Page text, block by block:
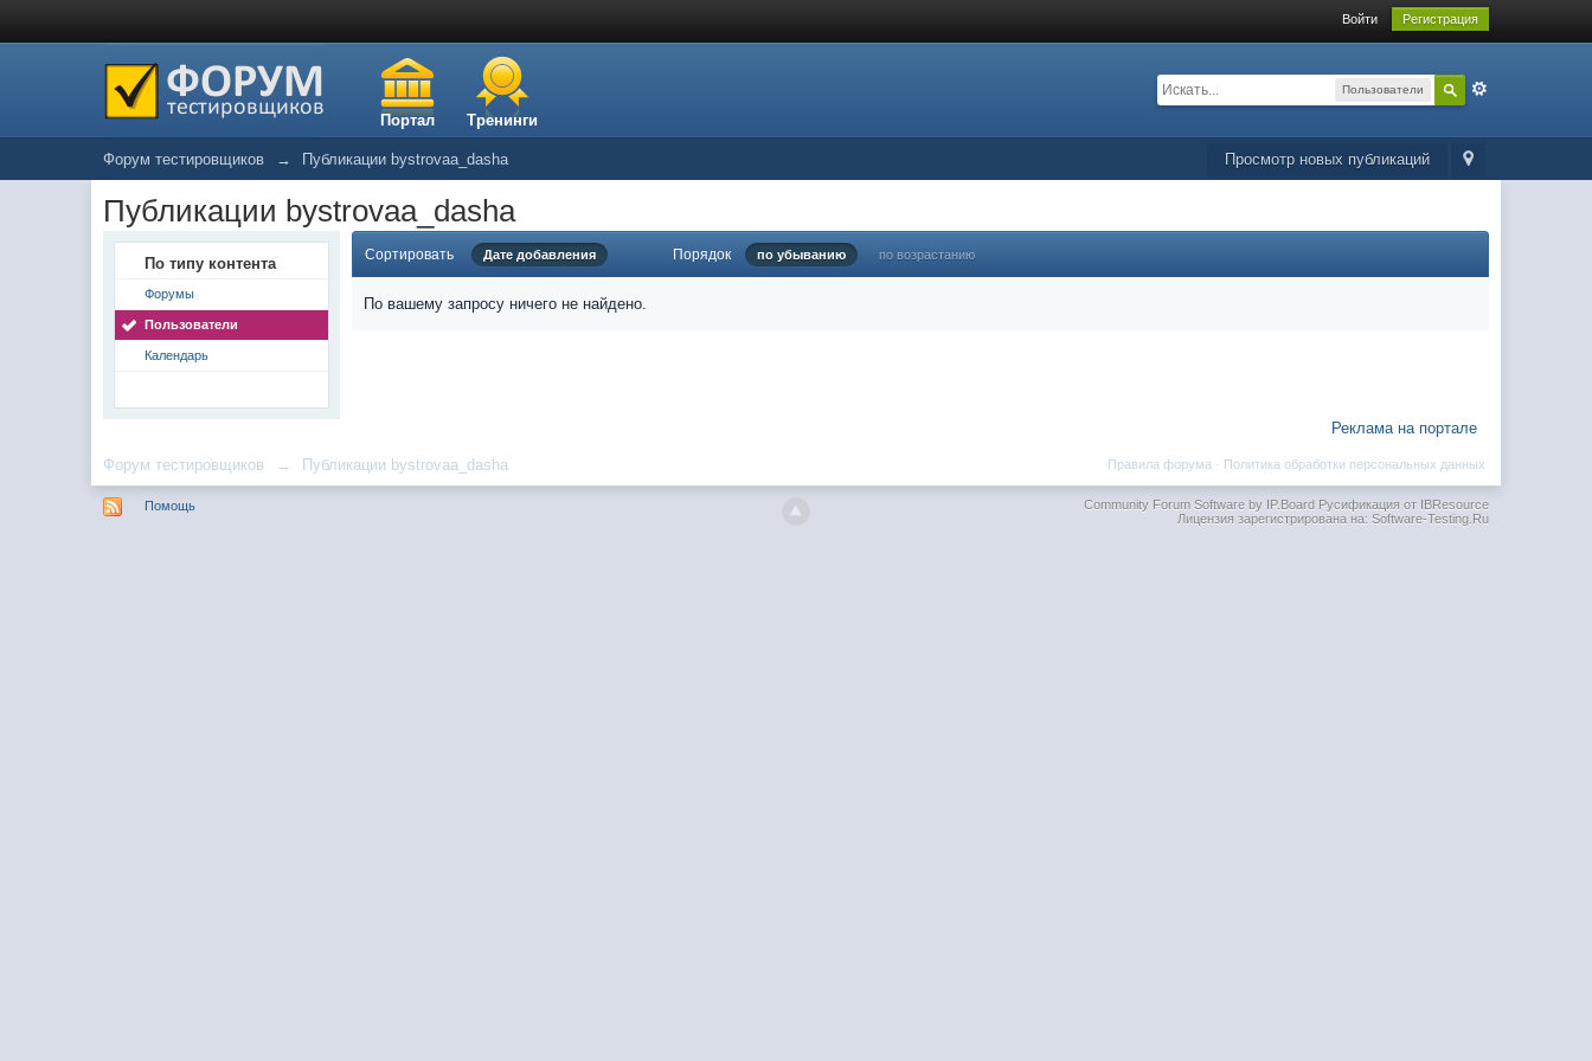
Войти Регистрация
Портал Тренинги
Пользователи
Просмотр новых публикаций
Форум тестировщиков → Публикации bystrovaa_dasha
Публикации bystrovaa_dasha
По типу контента
Форумы
Пользователи
Календарь
Сортировать Дате добавления Порядок по убыванию по возрастанию
По вашему запросу ничего не найдено.
Реклама на портале
Форум тестировщиков → Публикации bystrovaa_dasha Политика обработки персональных данных
Правила форума ·
Помощь Community Forum Software by IP.BoardРусификация от IBResource
Лицензия зарегистрирована на: Software-Testing.Ru